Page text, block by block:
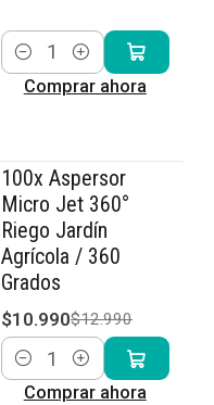
Cantidad
Comprar ahora
-15% OFF
100x Aspersor
Micro Jet 360°
Riego Jardín
Agrícola / 360
Grados
$10.990$12.990
Cantidad
Comprar ahora